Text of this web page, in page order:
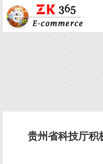
贵州省科技厅积